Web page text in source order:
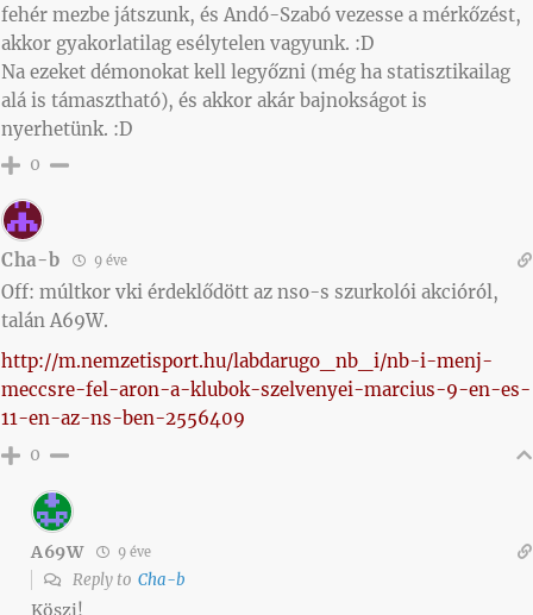
fehér mezbe játszunk, és Andó-Szabó vezesse a mérkőzést,
akkor gyakorlatilag esélytelen vagyunk. :D
Na ezeket démonokat kell legyőzni (még ha statisztikailag
alá is támasztható), és akkor akár bajnokságot is
nyerhetünk. :D
0
Cha-b 9 éve
Off: múltkor vki érdeklődött az nso-s szurkolói akcióról,
talán A69W.
http://m.nemzetisport.hu/labdarugo_nb_i/nb-i-menj-
meccsre-fel-aron-a-klubok-szelvenyei-marcius-9-en-es-
11-en-az-ns-ben-2556409
0
A69W 9 éve
Reply to Cha-b
Köszi!